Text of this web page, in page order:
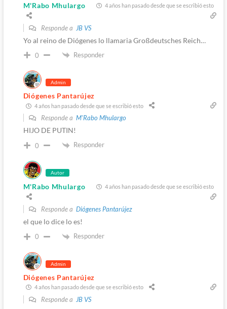
M'Rabo Mhulargo 4 años han pasado desde que se escribió esto
Responde a JB VS
Yo al reino de Diógenes lo llamaria Großdeutsches Reich…
0 Responder
Admin
Diógenes Pantarújez
4 años han pasado desde que se escribió esto
Responde a M'Rabo Mhulargo
HIJO DE PUTIN!
0 Responder
Autor
M'Rabo Mhulargo 4 años han pasado desde que se escribió esto
Responde a Diógenes Pantarújez
el que lo dice lo es!
0 Responder
Admin
Diógenes Pantarújez
4 años han pasado desde que se escribió esto
Responde a JB VS